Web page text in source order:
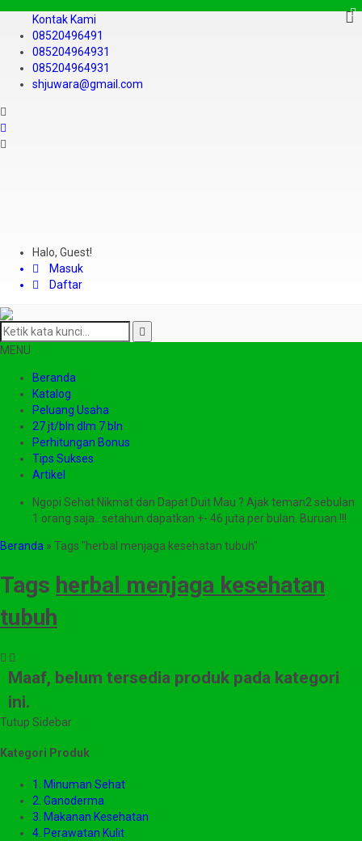
Kontak Kami
08520496491
085204964931
085204964931
shjuwara@gmail.com
Halo, Guest!
Masuk
Daftar
MENU
Beranda
Katalog
Peluang Usaha
27 jt/bln dlm 7 bln
Perhitungan Bonus
Tips Sukses
Artikel
Ngopi Sehat Nikmat dan Dapat Duit Mau ? Ajak teman2 sebulan
1 orang saja.. setahun dapatkan +- 46 juta per bulan. Buruan !!!
Beranda » Tags "herbal menjaga kesehatan tubuh"
Tags herbal menjaga kesehatan
tubuh
Maaf, belum tersedia produk pada kategori
ini.
Tutup Sidebar
Kategori Produk
1. Minuman Sehat
2. Ganoderma
3. Makanan Kesehatan
4. Perawatan Kulit